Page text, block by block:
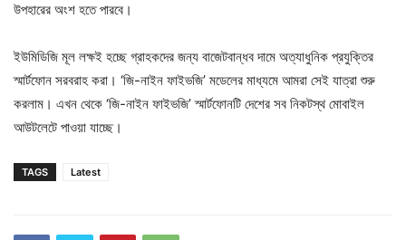
উপহারের অংশ হতে পারবে।
ইউমিডিজি মূল লক্ষই হচ্ছে গ্রাহকদের জন্য বাজেটবান্ধব দামে অত্যাধুনিক প্রযুক্তির
স্মার্টফোন সরবরাহ করা। ‘জি-নাইন ফাইভজি’ মডেলের মাধ্যমে আমরা সেই যাত্রা শুরু
করলাম। এখন থেকে ‘জি-নাইন ফাইভজি’ স্মার্টফোনটি দেশের সব নিকটস্থ মোবাইল
আউটলেটে পাওয়া যাচ্ছে।
TAGS Latest